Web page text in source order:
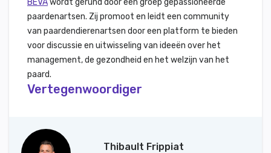
BEVAwordt gerund door een groep gepassioneerde
paardenartsen. Zij promoot en leidt een community
van paardendierenartsen door een platform te bieden
voor discussie en uitwisseling van ideeën over het
management, de gezondheid en het welzijn van het
paard.
Vertegenwoordiger
Thibault Frippiat